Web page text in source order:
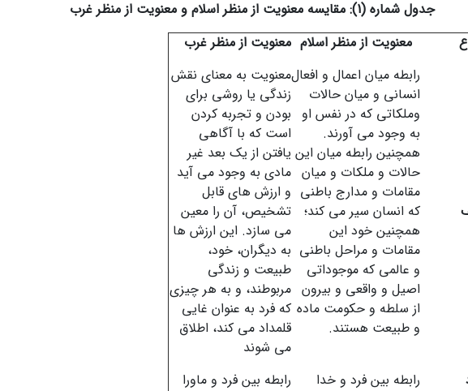
جدول شماره (1): مقایسه معنویت از منظر اسلام و معنویت از منظر غرب
معنویت از منظر اسلام معنویت از منظر غرب
رابطه میان اعمال و افعال
انسانی و میان حالات
وملکاتی که در نفس او
به وجود می آورند.
همچنین رابطه میان این
حالات و ملکات و میان
مقامات و مدارج باطنی
که انسان سیر می کند؛
همچنین خود این
مقامات و مراحل باطنی
و عالمی که موجوداتی
اصیل و واقعی و بیرون
از سلطه و حکومت ماده
و طبیعت هستند.
معنویت به معنای نقش
زندگی یا روشی برای
بودن و تجربه کردن
است که با آگاهی
یافتن از یک بعد غیر
مادی به وجود می آید
و ارزش های قابل
تشخیص، آن را معین
می سازد. این ارزش ها
به دیگران، خود،
طبیعت و زندگی
مربوطند، و به هر چیزی
که فرد به عنوان غایی
قلمداد می کند، اطلاق
می شوند
رابطه بین فرد و خدا رابطه بین فرد و ماورا